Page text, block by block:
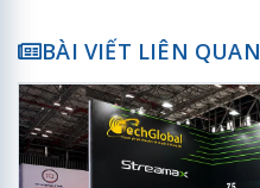
BÀI VIẾT LIÊN QUAN